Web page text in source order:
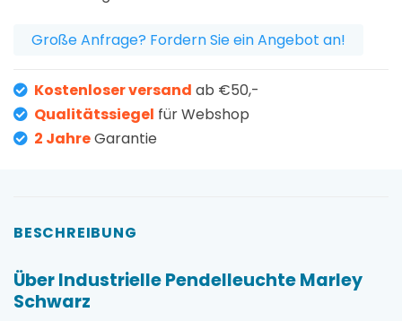
Große Anfrage? Fordern Sie ein Angebot an!
Kostenloser versand ab €50,-
Qualitätssiegel für Webshop
2 JahreGarantie
BESCHREIBUNG
Über Industrielle Pendelleuchte Marley
Schwarz